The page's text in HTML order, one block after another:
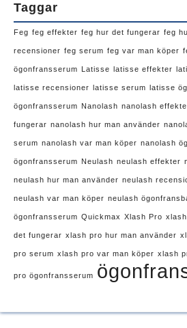
Taggar
Feg feg effekter feg hur det fungerar feg
recensioner feg serum feg var man köper
ögonfransserum Latisse latisse effekter
latisse recensioner latisse serum latisse
ögonfransserum Nanolash nanolash
fungerar nanolash hur man använder
serum nanolash var man köper nanolash
ögonfransserum Neulash neulash effekter
neulash hur man använder neulash
neulash var man köper neulash
ögonfransserum Quickmax Xlash Pro
det fungerar xlash pro hur man använder
pro serum xlash pro var man köper xlash
pro ögonfransserum